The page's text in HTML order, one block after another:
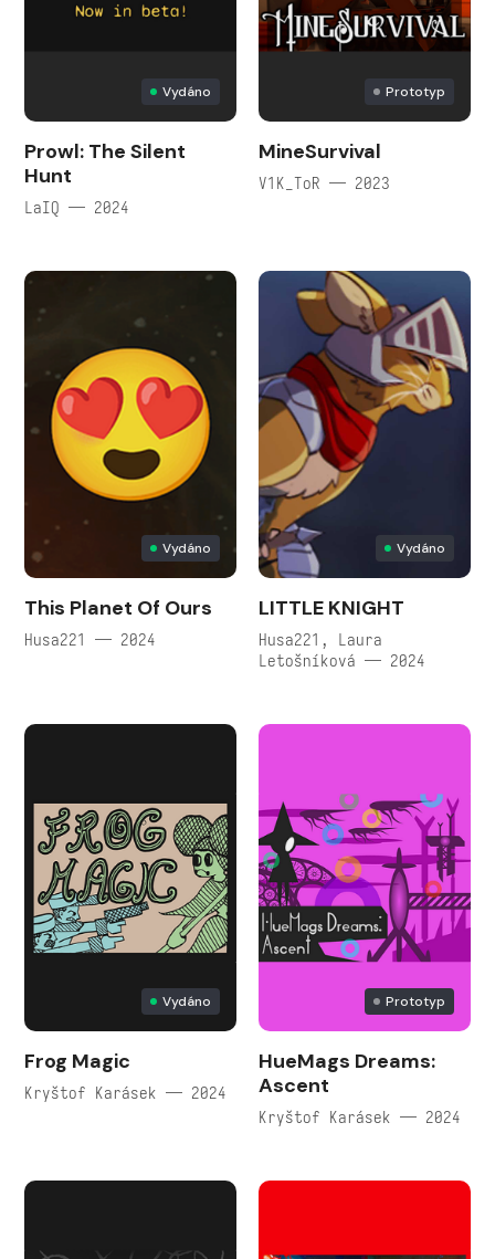
Vydáno
Prowl: The Silent
Hunt
LaIQ — 2024
Prototyp
MineSurvival
V1K_ToR — 2023
Vydáno
This Planet Of Ours
Husa221 — 2024
Vydáno
LITTLE KNIGHT
Husa221, Laura
Letošníková — 2024
Vydáno
Frog Magic
Kryštof Karásek — 2024
Prototyp
HueMags Dreams:
Ascent
Kryštof Karásek — 2024